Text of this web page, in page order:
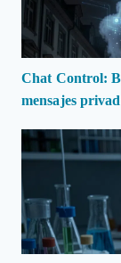
Chat Control:
mensajes